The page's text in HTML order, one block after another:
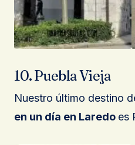
10. Puebla Vieja
Nuestro último destino
en un día en Laredo es